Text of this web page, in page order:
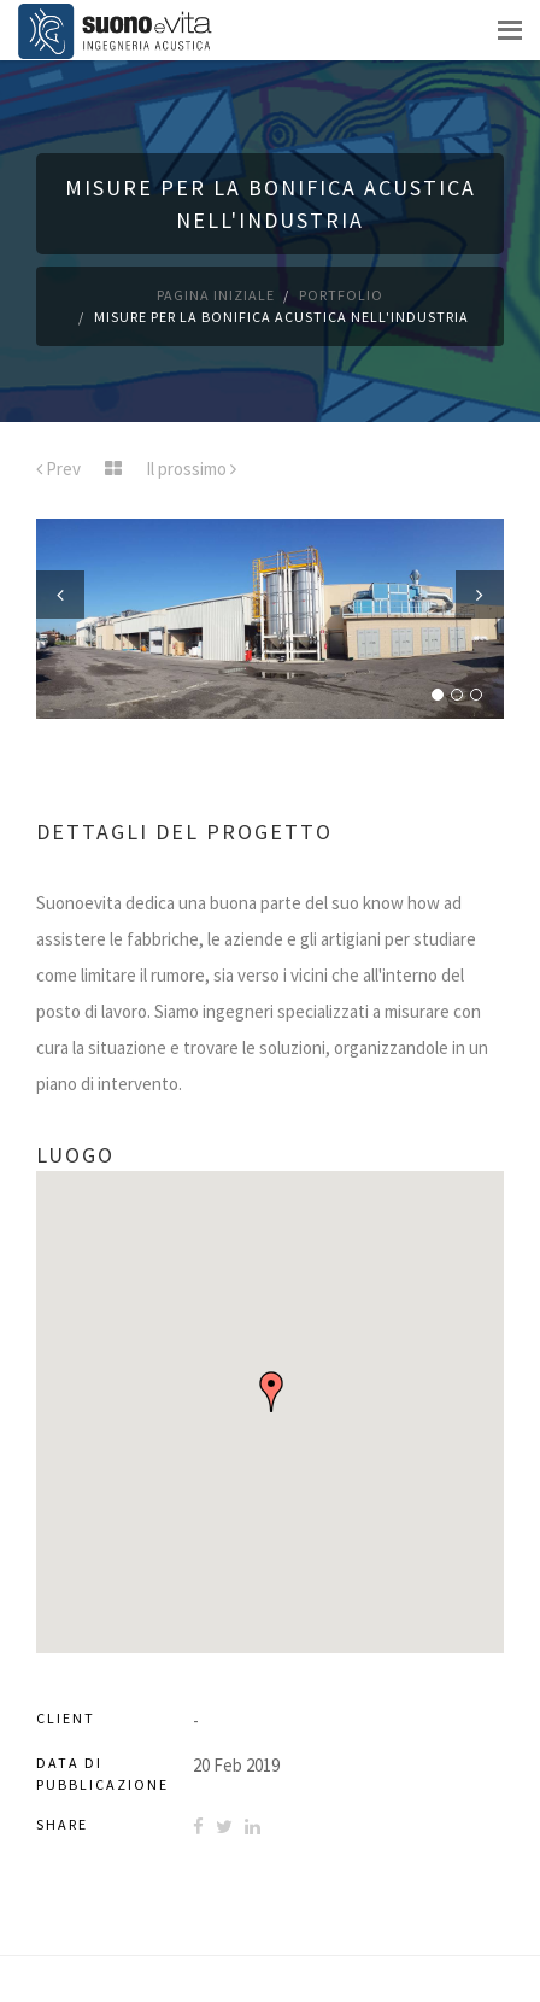
MISURE PER LA BONIFICA ACUSTICA
NELL'INDUSTRIA
PAGINA INIZIALE
PORTFOLIO
MISURE PER LA BONIFICA ACUSTICA NELL'INDUSTRIA
Prev Il prossimo
Previous Next
DETTAGLI DEL PROGETTO
Suonoevita dedica una buona parte del suo know how ad
assistere le fabbriche, le aziende e gli artigiani per studiare
come limitare il rumore, sia verso i vicini che all'interno del
posto di lavoro. Siamo ingegneri specializzati a misurare con
cura la situazione e trovare le soluzioni, organizzandole in un
piano di intervento.
LUOGO
CLIENT -
DATA DI
PUBBLICAZIONE
20 Feb 2019
SHARE